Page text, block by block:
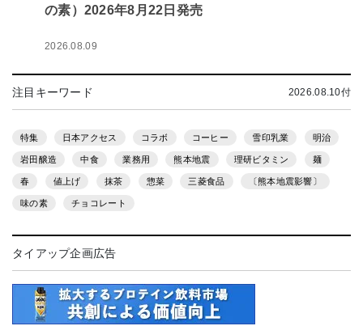
の素）2026年8月22日発売
2026.08.09
注目キーワード 2026.08.10付
特集 日本アクセス コラボ コーヒー 雪印乳業 明治
岩田醸造 中食 業務用 熊本地震 理研ビタミン 麺
春 値上げ 抹茶 惣菜 三菱食品 〔熊本地震影響〕
味の素 チョコレート
タイアップ企画広告